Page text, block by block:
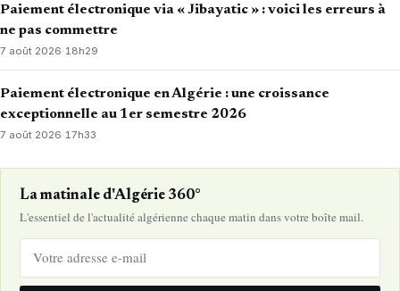
Paiement électronique via « Jibayatic » : voici les erreurs à
ne pas commettre
7 août 2026· 18h29
Paiement électronique en Algérie : une croissance
exceptionnelle au 1er semestre 2026
7 août 2026·17h33
La matinale d'Algérie 360°
L'essentiel de l'actualité algérienne chaque matin dans votre boîte mail.